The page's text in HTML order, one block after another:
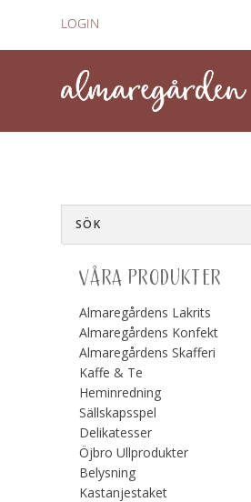
LOGIN
VÅRA PRODUKTER
Almaregårdens Lakrits
Almaregårdens Konfekt
Almaregårdens Skafferi
Kaffe & Te
Heminredning
Sällskapsspel
Delikatesser
Öjbro Ullprodukter
Belysning
Kastanjestaket